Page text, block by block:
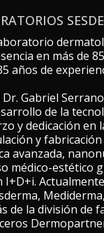
en más de
años de
Gabriel
de la
y dedicación en
y
avanzada,
médico-estético
I+D+i.
de la división de